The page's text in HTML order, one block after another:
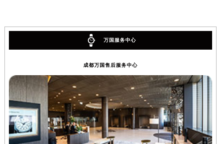
万国服务中心
成都万国售后服务中心